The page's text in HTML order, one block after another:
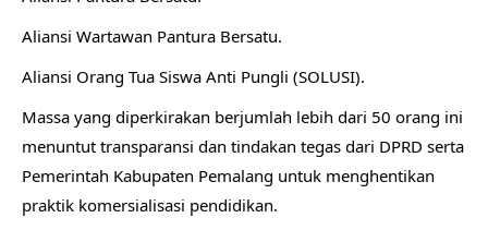
​Aliansi Wartawan Pantura Bersatu.
​Aliansi Orang Tua Siswa Anti Pungli (SOLUSI).
​Massa yang diperkirakan berjumlah lebih dari 50 orang ini
menuntut transparansi dan tindakan tegas dari DPRD serta
Pemerintah Kabupaten Pemalang untuk menghentikan
praktik komersialisasi pendidikan.